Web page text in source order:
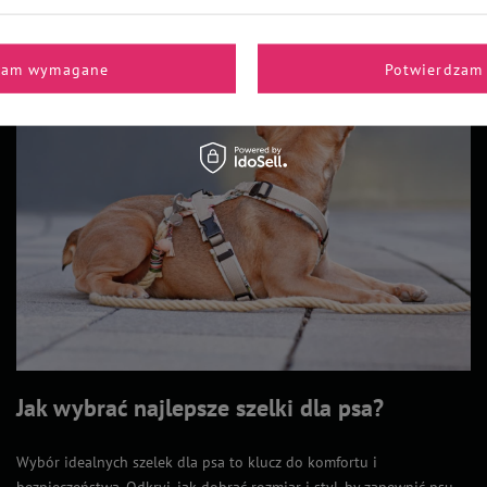
Jak wybrać najlepsze szelki dla psa?
Wybór idealnych szelek dla psa to klucz do komfortu i
wymagane